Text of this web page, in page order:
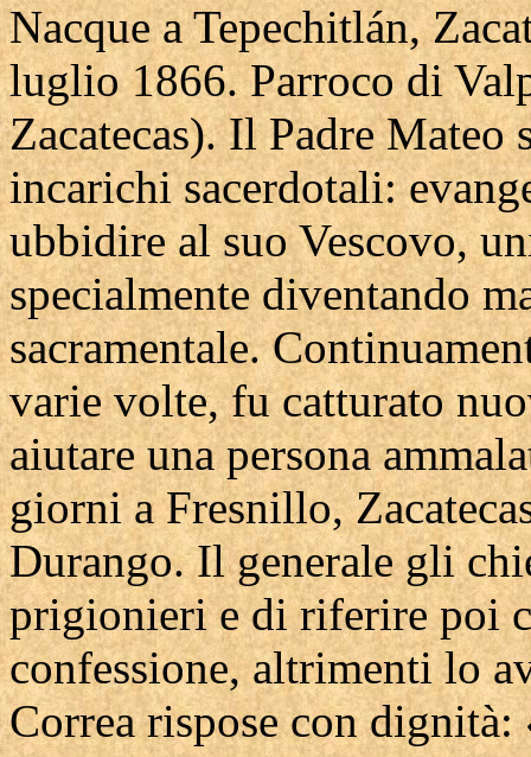
Nacque a Tepechitlán,
luglio 1866. Parroco di
Zacatecas). Il Padre
incarichi sacerdotali:
ubbidire al suo Vescovo,
specialmente diventando
sacramentale.
varie volte, fu catturato
aiutare una persona
giorni a Fresnillo,
Durango. Il generale gli
prigionieri e di riferire poi
confessione, altrimenti lo
Correa rispose con dignità: